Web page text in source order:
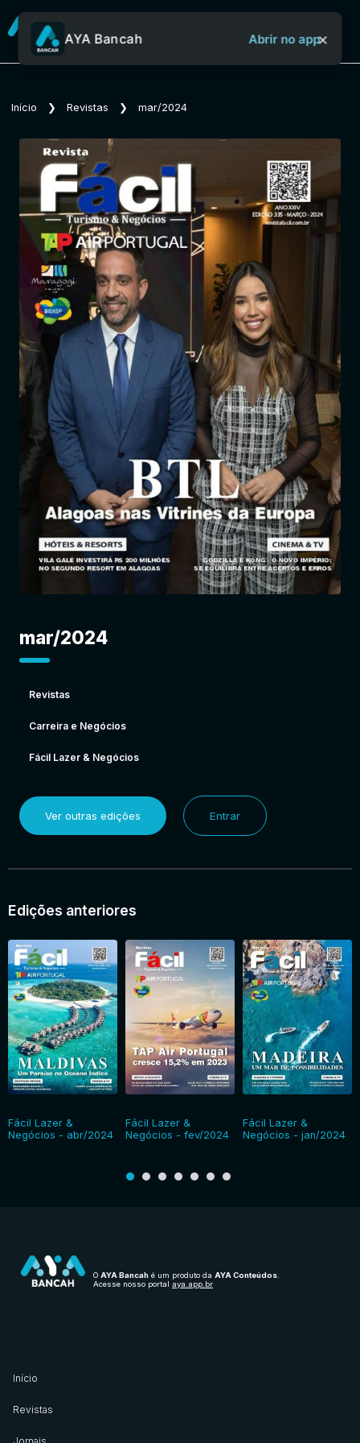
Sobre o Aya Bancah
Revistas
Jornais
Notícias
Entrar
AYA Bancah Abrir no app×
Início ❯ Revistas ❯ mar/2024
mar/2024
Revistas
Carreira e Negócios
Fácil Lazer & Negócios
Ver outras edições Entrar
Edições anteriores
Fácil Lazer &
Negócios - abr/2024
Fácil Lazer &
Negócios - fev/2024
Fácil Lazer &
Negócios - jan/2024
O AYA Bancah é um produto da AYA Conteúdos.
Acesse nosso portal aya.app.br
Início
Revistas